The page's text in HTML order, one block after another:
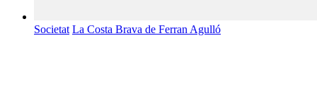
Societat La Costa Brava de Ferran Agulló